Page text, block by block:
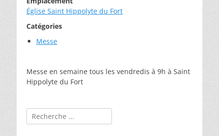
Église Saint Hippolyte du Fort
Catégories
Messe
Messe en semaine tous les vendredis à 9h à Saint
Hippolyte du Fort
Rechercher :